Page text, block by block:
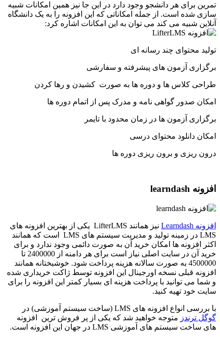
تمرین برای هر دانشجو وجود دارد در این جا نیز همین امکانات شبیه
سازی شده است. از جمله امکاناتی که این افزونه را به یک دانشگاه
آنلاین شبیه می کند می توان به این امکانات اشاره کرد:
تولید محتوای چند رسانه ای
برگزاری آزمون های پیشرفته و سفارشی
طراحی کلاس ها و دوره ها به صورت کشیدن و رها کردن
امکان صدور گواهی نامه و مدرک پس از اتمام دوره ها
برگزاری آزمون ها در زمان محدود با تایمر
امکان دانلود محتوای درسی
درون ریزی و برون ریزی دوره ها
افزونه learndash
افزونه Learndash
نیز همانند LifterLMS یکی از بهترین افزونه های
LMS در زمینه تولید و مدیریت سیستم های LMS است که همانند
اکثر افزونه ها امکان خرید آن به صورت دائمی وجود ندارد و برای
خرید آن در سایت اصلی نیاز است برای هر دامنه از 2400000 تا
4500000 به صورت سالانه هزینه پرداخت شود. خوشبختانه همانند
افزونه قبلی نسخه اورجینال این افزونه توسط ژاکت خریداری شده
و شما می توانید با پرداخت هزینه ای بسیار کمتر این افزونه را برای
سایت خود تهیه کنید.
با بررسی انواع افزونه های LMS (ساخت سیستم آموزشی) در
گوگل ترندز متوجه خواهید شد که یکی از پر فروش ترین افزونه
های ساخت سیستم های آموزشی LMS در جهان این افزونه است.